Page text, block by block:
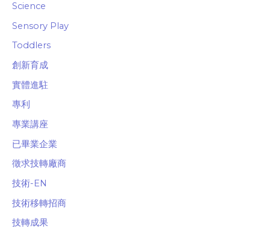
Science
Sensory Play
Toddlers
創新育成
實體進駐
專利
專業講座
已畢業企業
徵求技轉廠商
技術-EN
技術移轉招商
技轉成果